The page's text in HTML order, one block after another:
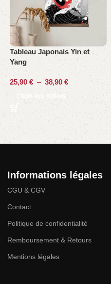
Tableau Japonais Yin et
Yang
25,90€ – 38,90 €
Choix des options
Informations légales
CGU & CGV
Contact
Politique de confidentialité
Remboursement & Retours
Mentions légales